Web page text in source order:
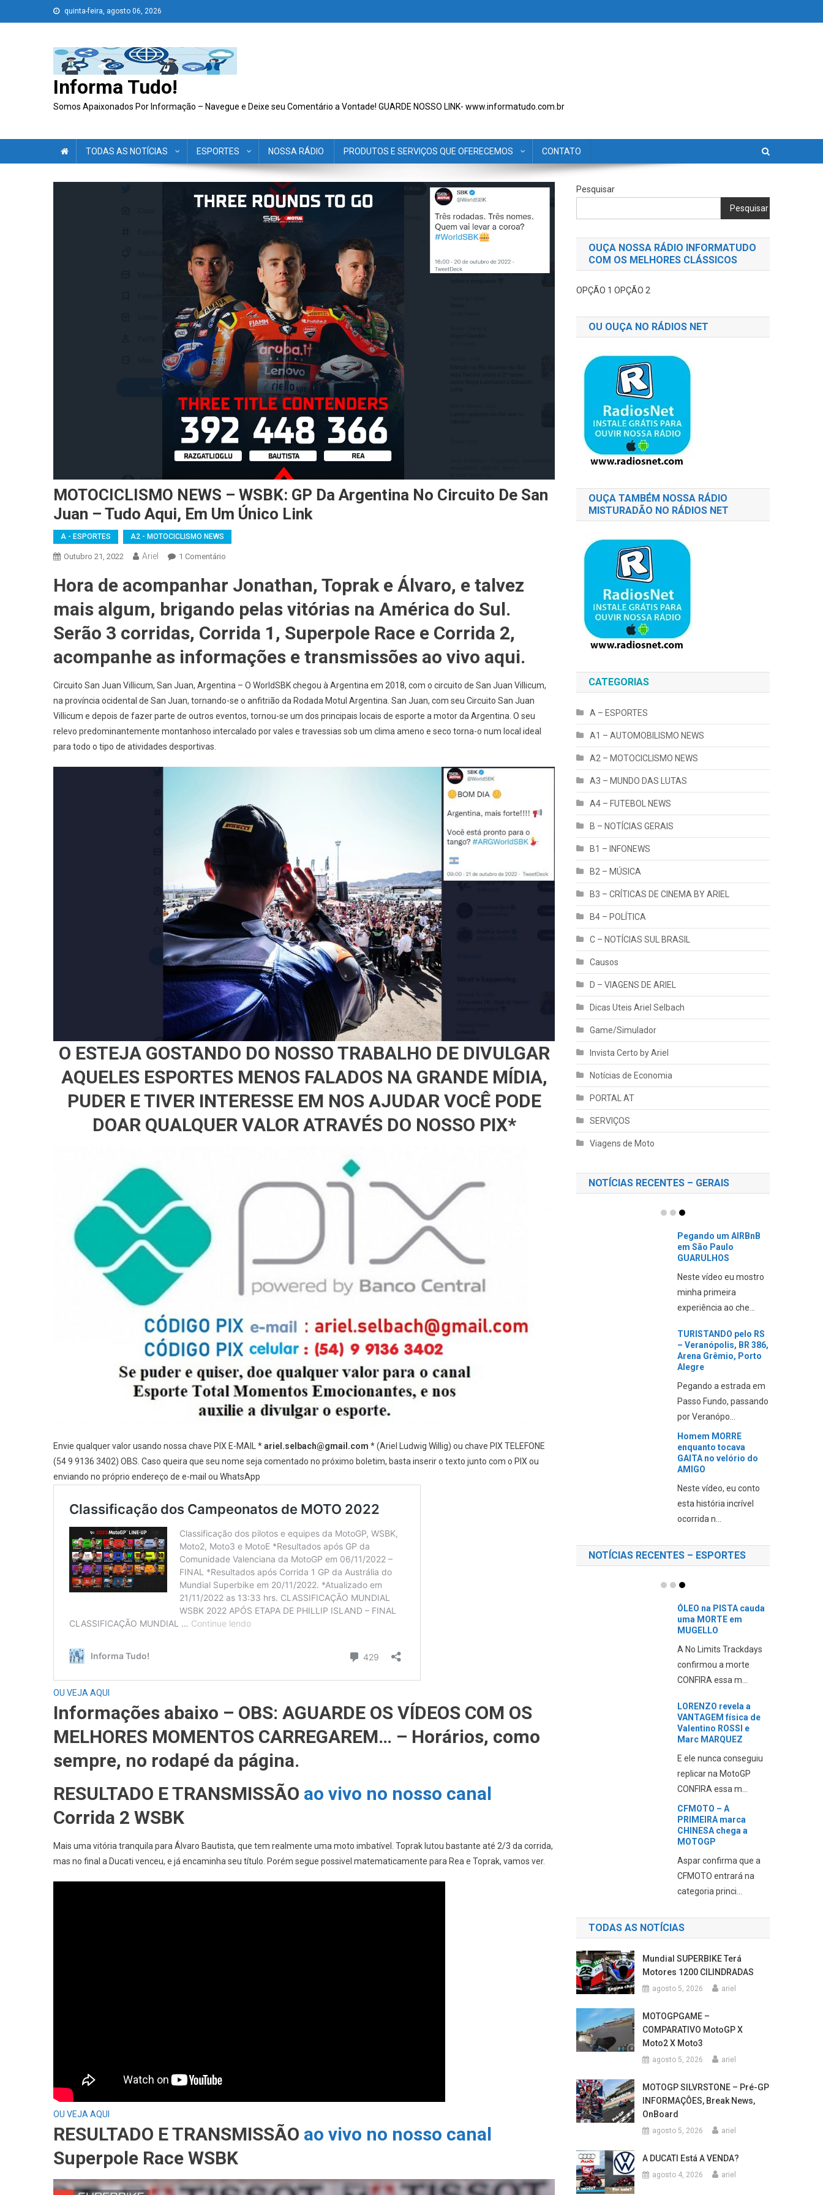
to
quinta-feira, agosto 06, 2026
Informa Tudo!
Somos Apaixonados Por Informação – Navegue e Deixe seu Comentário a Vontade! GUARDE NOSSO LINK- www.informatudo.com.br
TODAS AS NOTÍCIAS ESPORTES NOSSA RÁDIO PRODUTOS E SERVIÇOS QUE OFERECEMOS CONTATO
MOTOCICLISMO NEWS – WSBK: GP Da Argentina No Circuito De San
Juan – Tudo Aqui, Em Um Único Link
A - ESPORTES A2 - MOTOCICLISMO NEWS
Outubro 21, 2022 Ariel 1 Comentário
NEWS
WSBK:
Da
Argentina
Circuito
De
San
Aqui,
Único
Link
Hora de acompanhar Jonathan, Toprak e Álvaro, e talvez
mais algum, brigando pelas vitórias na América do Sul.
Serão 3 corridas, Corrida 1, Superpole Race e Corrida 2,
acompanhe as informações e transmissões ao vivo aqui.
Circuito San Juan Villicum, San Juan, Argentina – O WorldSBK chegou à Argentina em 2018, com o circuito de San Juan Villicum,
na província ocidental de San Juan, tornando-se o anfitrião da Rodada Motul Argentina. San Juan, com seu Circuito San Juan
Villicum e depois de fazer parte de outros eventos, tornou-se um dos principais locais de esporte a motor da Argentina. O seu
relevo predominantemente montanhoso intercalado por vales e travessias sob um clima ameno e seco torna-o num local ideal
para todo o tipo de atividades desportivas.
O ESTEJA GOSTANDO DO NOSSO TRABALHO DE DIVULGAR
AQUELES ESPORTES MENOS FALADOS NA GRANDE MÍDIA,
PUDER E TIVER INTERESSE EM NOS AJUDAR VOCÊ PODE
DOAR QUALQUER VALOR ATRAVÉS DO NOSSO PIX*
Envie qualquer valor usando nossa chave PIX E-MAIL *ariel.selbach@gmail.com * (Ariel Ludwig Willig) ou chave PIX TELEFONE
(54 9 9136 3402) OBS. Caso queira que seu nome seja comentado no próximo boletim, basta inserir o texto junto com o PIX ou
enviando no próprio endereço de e-mail ou WhatsApp
OU VEJA AQUI
Informações abaixo – OBS: AGUARDE OS VÍDEOS COM OS
MELHORES MOMENTOS CARREGAREM… – Horários, como
sempre, no rodapé da página.
RESULTADO E TRANSMISSÃO ao vivo no nosso canal
Corrida 2 WSBK
Mais uma vitória tranquila para Álvaro Bautista, que tem realmente uma moto imbatível. Toprak lutou bastante até 2/3 da corrida,
mas no final a Ducati venceu, e já encaminha seu título. Porém segue possivel matematicamente para Rea e Toprak, vamos ver.
OU VEJA AQUI
RESULTADO E TRANSMISSÃO ao vivo no nosso canal
Superpole Race WSBK
Pesquisar
Pesquisar
OUÇA NOSSA RÁDIO INFORMATUDO
COM OS MELHORES CLÁSSICOS
OPÇÃO 1OPÇÃO 2
OU OUÇA NO RÁDIOS NET
OUÇA TAMBÉM NOSSA RÁDIO
MISTURADÃO NO RÁDIOS NET
CATEGORIAS
A – ESPORTES
A1 – AUTOMOBILISMO NEWS
A2 – MOTOCICLISMO NEWS
A3 – MUNDO DAS LUTAS
A4 – FUTEBOL NEWS
B – NOTÍCIAS GERAIS
B1 – INFONEWS
B2 – MÚSICA
B3 – CRÍTICAS DE CINEMA BY ARIEL
B4 – POLÍTICA
C – NOTÍCIAS SUL BRASIL
Causos
D – VIAGENS DE ARIEL
Dicas Uteis Ariel Selbach
Game/Simulador
Invista Certo by Ariel
Notícias de Economia
PORTAL AT
SERVIÇOS
Viagens de Moto
NOTÍCIAS RECENTES – GERAIS
Pegando um AIRBnB
em São Paulo
GUARULHOS
Neste vídeo eu mostro
minha primeira
experiência ao che...
TURISTANDO pelo RS
– Veranópolis, BR 386,
Arena Grêmio, Porto
Alegre
Pegando a estrada em
Passo Fundo, passando
por Veranópo...
Homem MORRE
enquanto tocava
GAITA no velório do
AMIGO
Neste vídeo, eu conto
esta história incrível
ocorrida n...
NOTÍCIAS RECENTES – ESPORTES
ÓLEO na PISTA cauda
uma MORTE em
MUGELLO
A No Limits Trackdays
confirmou a morte
CONFIRA essa m...
LORENZO revela a
VANTAGEM física de
Valentino ROSSI e
Marc MARQUEZ
E ele nunca conseguiu
replicar na MotoGP
CONFIRA essa m...
CFMOTO – A
PRIMEIRA marca
CHINESA chega a
MOTOGP
Aspar confirma que a
CFMOTO entrará na
categoria princi...
TODAS AS NOTÍCIAS
Mundial SUPERBIKE Terá
Motores 1200 CILINDRADAS
agosto 5, 2026 ariel
MOTOGPGAME –
COMPARATIVO MotoGP X
Moto2 X Moto3
agosto 5, 2026 ariel
MOTOGP SILVRSTONE – Pré-GP
INFORMAÇÔES, Break News,
OnBoard
agosto 5, 2026 ariel
A DUCATI Está A VENDA?
agosto 4, 2026 ariel